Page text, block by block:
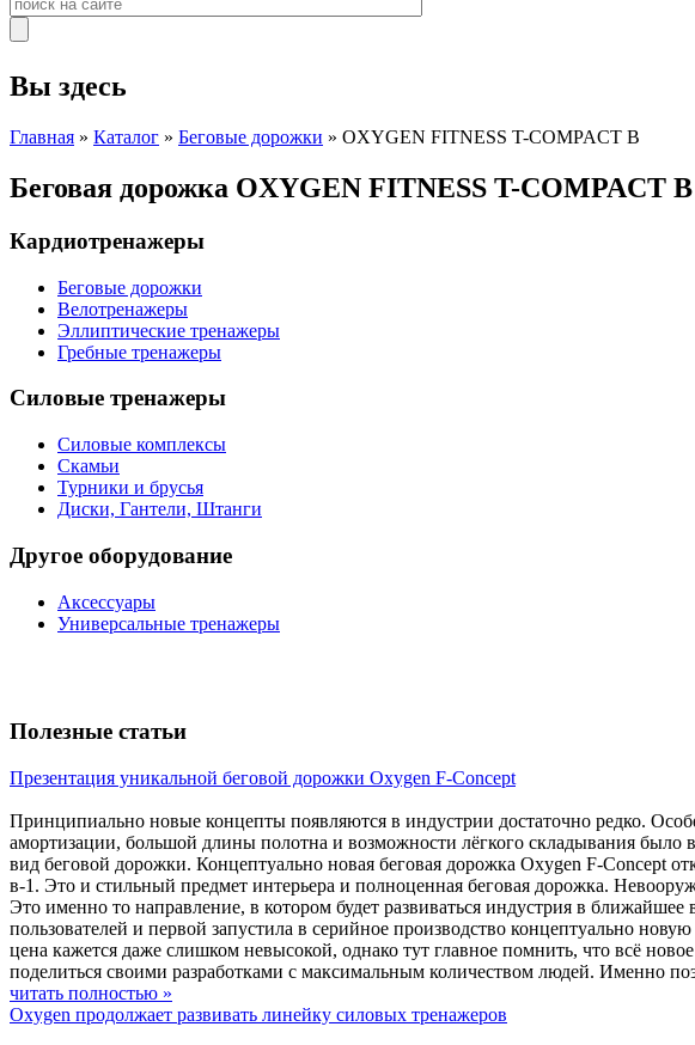
Вы здесь
Главная » Каталог » Беговые дорожки » OXYGEN FITNESS T-COMPACT B
Беговая дорожка OXYGEN FITNESS T-COMPACT B
Кардиотренажеры
Беговые дорожки
Велотренажеры
Эллиптические тренажеры
Гребные тренажеры
Силовые тренажеры
Силовые комплексы
Скамьи
Турники и брусья
Диски, Гантели, Штанги
Другое оборудование
Аксессуары
Универсальные тренажеры
Полезные статьи
Презентация уникальной беговой дорожки Oxygen F-Concept
Принципиально новые концепты появляются в индустрии достаточно редко.
амортизации, большой длины полотна и возможности лёгкого складывания
вид беговой дорожки. Концептуально новая беговая дорожка Oxygen F-Concept
в-1. Это и стильный предмет интерьера и полноценная беговая дорожка.
Это именно то направление, в котором будет развиваться индустрия в
пользователей и первой запустила в серийное производство концептуально
цена кажется даже слишком невысокой, однако тут главное помнить, что всё
поделиться своими разработками с максимальным количеством людей. Именно
читать полностью »
Oxygen продолжает развивать линейку силовых тренажеров